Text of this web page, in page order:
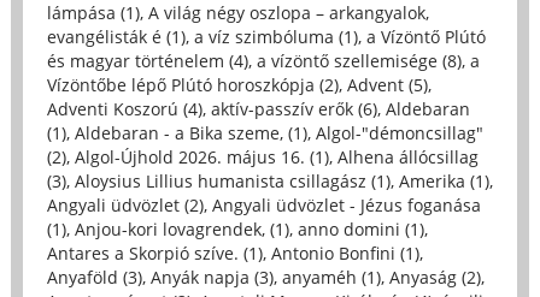
lámpása (1), A világ négy oszlopa – arkangyalok,
evangélisták é (1), a víz szimbóluma (1), a Vízöntő Plútó
és magyar történelem (4), a vízöntő szellemisége (8), a
Vízöntőbe lépő Plútó horoszkópja (2), Advent (5),
Adventi Koszorú (4), aktív-passzív erők (6), Aldebaran
(1), Aldebaran - a Bika szeme, (1), Algol-"démoncsillag"
(2), Algol-Újhold 2026. május 16. (1), Alhena állócsillag
(3), Aloysius Lillius humanista csillagász (1), Amerika (1),
Angyali üdvözlet (2), Angyali üdvözlet - Jézus foganása
(1), Anjou-kori lovagrendek, (1), anno domini (1),
Antares a Skorpió szíve. (1), Antonio Bonfini (1),
Anyaföld (3), Anyák napja (3), anyaméh (1), Anyaság (2),